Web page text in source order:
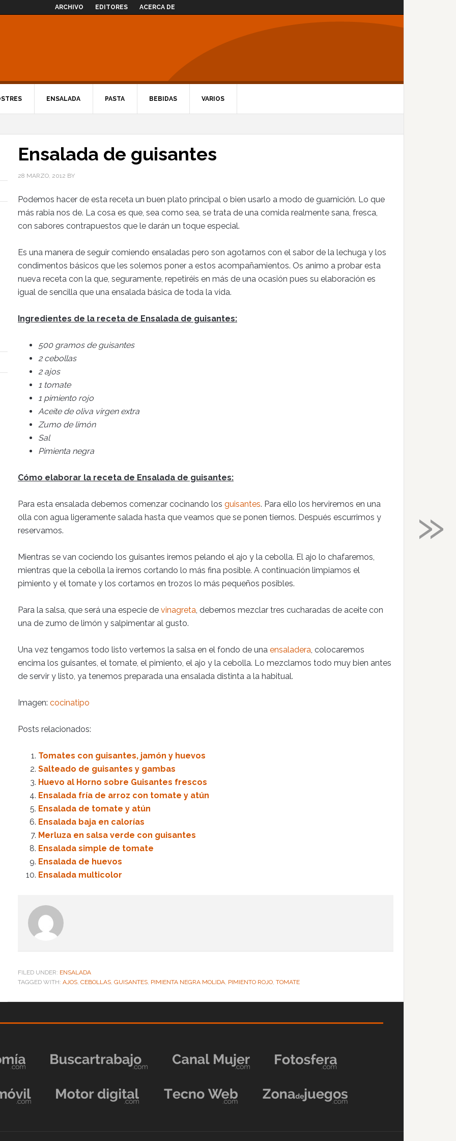
ARCHIVO EDITORES ACERCA DE
ENSALADA PASTA BEBIDAS VARIOS
Ensalada de guisantes
28 MARZO, 2012 BY
Podemos hacer de esta receta un buen plato principal o bien usarlo a modo de guarnición. Lo que
más rabia nos de. La cosa es que, sea como sea, se trata de una comida realmente sana, fresca,
con sabores contrapuestos que le darán un toque especial.
Es una manera de seguir comiendo ensaladas pero son agotarnos con el sabor de la lechuga y los
condimentos básicos que les solemos poner a estos acompañamientos. Os animo a probar esta
nueva receta con la que, seguramente, repetiréis en más de una ocasión pues su elaboración es
igual de sencilla que una ensalada básica de toda la vida.
Ingredientes de la receta de Ensalada de guisantes:
500 gramos de guisantes
2 cebollas
2 ajos
1 tomate
1 pimiento rojo
Aceite de oliva virgen extra
Zumo de limón
Sal
Pimienta negra
Cómo elaborar la receta de Ensalada de guisantes:
Para esta ensalada debemos comenzar cocinando los guisantes. Para ello los herviremos en una
olla con agua ligeramente salada hasta que veamos que se ponen tiernos. Después escurrimos y
reservamos.
Mientras se van cociendo los guisantes iremos pelando el ajo y la cebolla. El ajo lo chafaremos,
mientras que la cebolla la iremos cortando lo más fina posible. A continuación limpiamos el
pimiento y el tomate y los cortamos en trozos lo más pequeños posibles.
Para la salsa, que será una especie de vinagreta, debemos mezclar tres cucharadas de aceite con
una de zumo de limón y salpimentar al gusto.
Una vez tengamos todo listo vertemos la salsa en el fondo de una ensaladera, colocaremos
encima los guisantes, el tomate, el pimiento, el ajo y la cebolla. Lo mezclamos todo muy bien antes
de servir y listo, ya tenemos preparada una ensalada distinta a la habitual.
Imagen: cocinatipo
Posts relacionados:
Tomates con guisantes, jamón y huevos
Salteado de guisantes y gambas
Huevo al Horno sobre Guisantes frescos
Ensalada fría de arroz con tomate y atún
Ensalada de tomate y atún
Ensalada baja en calorías
Merluza en salsa verde con guisantes
Ensalada simple de tomate
Ensalada de huevos
Ensalada multicolor
FILED UNDER: ENSALADA
TAGGED WITH: AJOS, CEBOLLAS, GUISANTES, PIMIENTA NEGRA MOLIDA, PIMIENTO ROJO, TOMATE
»